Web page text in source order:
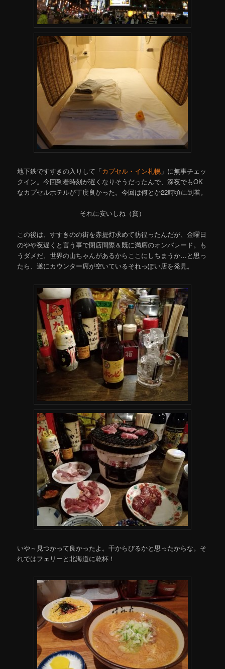
地下鉄ですすきの入りして「カプセル・イン札幌 」に無事チェッ
クイン。今回到着時刻が遅くなりそうだったんで、深夜でもOK
なカプセルホテルが丁度良かった。今回は何とか22時頃に到着。
それに安いしね（貧）
この後は、すすきのの街を赤提灯求めて彷徨ったんだが、金曜日
のやや夜遅くと言う事で閉店間際＆既に満席のオンパレード。も
うダメだ、世界の山ちゃんがあるからここにしちまうか…と思っ
たら、遂にカウンター席が空いているそれっぽい店を発見。
いや～見つかって良かったよ。干からびるかと思ったからな。そ
れではフェリーと北海道に乾杯！